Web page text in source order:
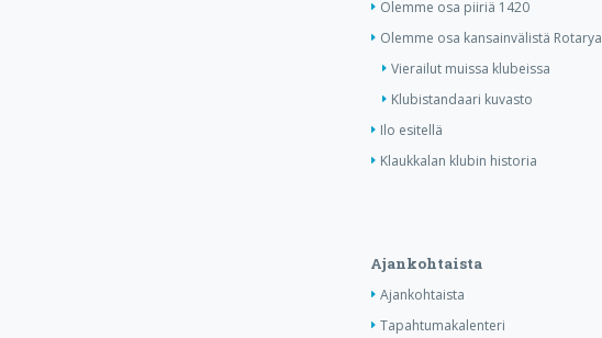
Olemme osa piiriä 1420
Olemme osa kansainvälistä Rotarya
Vierailut muissa klubeissa
Klubistandaari kuvasto
Ilo esitellä
Klaukkalan klubin historia
Ajankohtaista
Ajankohtaista
Tapahtumakalenteri